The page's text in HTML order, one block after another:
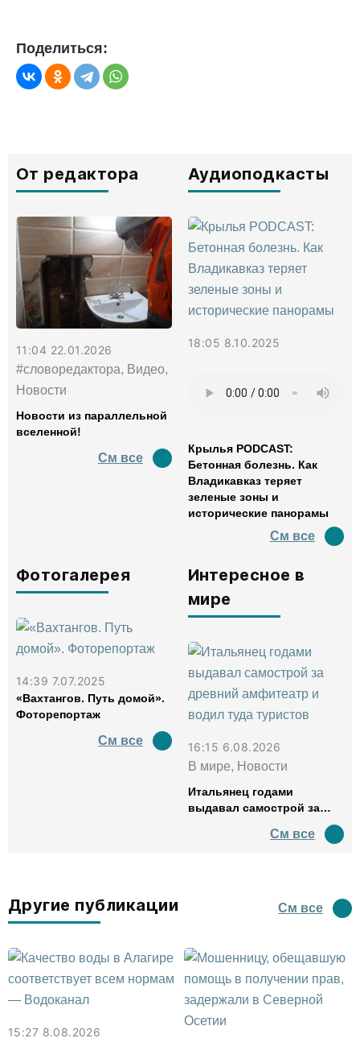
Поделиться:
От редактора
11:04 22.01.2026
#словоредактора, Видео,
Новости
Новости из параллельной
вселенной!
См все
Аудиоподкасты
18:05 8.10.2025
Крылья PODCAST:
Бетонная болезнь. Как
Владикавказ теряет
зеленые зоны и
исторические панорамы
См все
Фотогалерея
14:39 7.07.2025
«Вахтангов. Путь домой».
Фоторепортаж
См все
Интересное в
мире
16:15 6.08.2026
В мире, Новости
Итальянец годами
выдавал самострой за
водил туда туристов
См все
Другие публикации См все
15:27 8.08.2026